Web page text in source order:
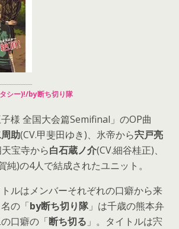
シー)!/by断ち切り隊
様 全国大会篇Semifinal」のOP曲
助(CV.甲斐田ゆき)、氷帝から宍戸亮
宝寺から白石蔵ノ介(CV.細谷桂正)、
純)の4人で結成されたユニット。
ルはメンバーそれぞれの口癖から来
の「by断ち切り隊」は千歳の熊本弁
口癖の「断ち切る 」。タイトルは宍